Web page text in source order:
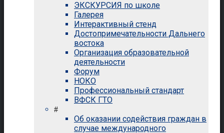
ЭКСКУРСИЯ по школе
Галерея
Интерактивный стенд
Достопримечательности Дальнего
востока
Организация образовательной
деятельности
Форум
НОКО
Профессиональный стандарт
ВФСК ГТО
#
Об оказании содействия граждан в
случае международного